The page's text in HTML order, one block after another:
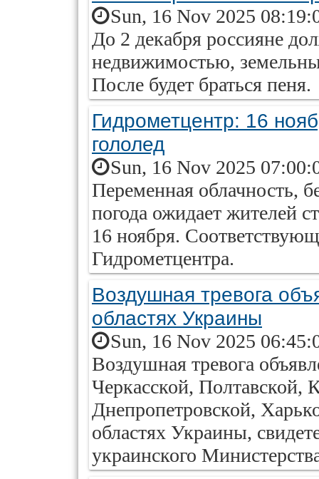
Sun, 16 Nov 2025
До 2 декабря россияне
недвижимостью,
После будет браться пеня.
Гидрометцентр: 16
гололед
Sun, 16 Nov 2025
Переменная облачность,
погода ожидает жителей
16 ноября.
Гидрометцентра.
Воздушная тревога
областях Украины
Sun, 16 Nov 2025
Воздушная тревога
Черкасской, Полтавской,
Днепропетровской,
областях Украины,
украинского